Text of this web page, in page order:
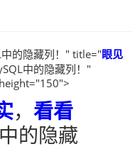
的隐藏列！" title="眼见
中的隐藏列！"
， 看看
的隐藏